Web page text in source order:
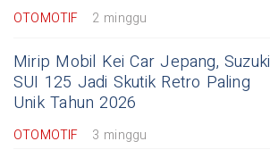
OTOMOTIF 2 minggu
Mirip Mobil Kei Car Jepang, Suzuki
SUI 125 Jadi Skutik Retro Paling
Unik Tahun 2026
OTOMOTIF 3 minggu